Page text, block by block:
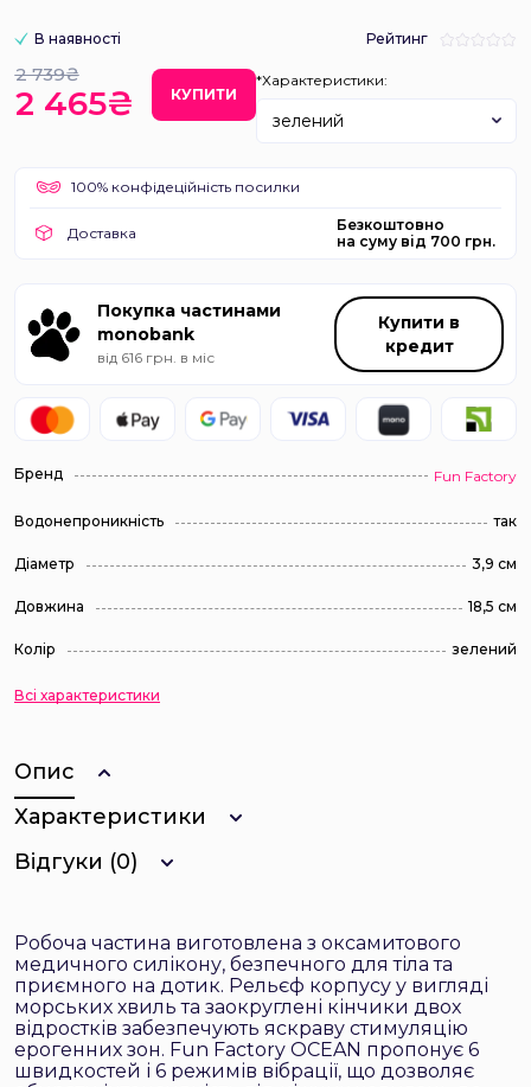
В наявності Рейтинг
2 739₴
2 465₴ КУПИТИ
*Характеристики:
зелений
100% конфідеційність посилки
Доставка
Безкоштовно
на суму від 700 грн.
Покупка частинами
monobank
від 616 грн. в міс
Купити в
кредит
Бренд Fun Factory
Водонепроникність так
Діаметр 3,9 см
Довжина 18,5 см
Колір зелений
Всі характеристики
Опис
Характеристики
Відгуки (0)
Робоча частина виготовлена з оксамитового
медичного силікону, безпечного для тіла та
приємного на дотик. Рельєф корпусу у вигляді
морських хвиль та заокруглені кінчики двох
відростків забезпечують яскраву стимуляцію
ерогенних зон. Fun Factory OCEAN пропонує 6
швидкостей і 6 режимів вібрації, що дозволяє